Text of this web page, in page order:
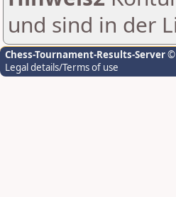
und sind in der
Chess-Tournament-Results-Server©
Legal details/Terms of use